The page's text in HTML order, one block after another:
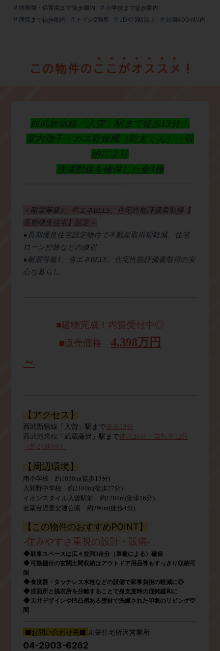
幼稚園・保育園まで徒歩圏内
小学校まで徒歩圏内
病院まで徒歩圏内
トイレ2箇所 LDK15帖以上 公園400m以内
西武新宿線「入曽」駅まで徒歩13分！
室内物干・ガス乾燥機（乾太くん）・収
納により
洗濯動線を確保した全3棟
＜ 耐震等級3 、省エネBELS 、住宅性能評価書取得【
長期優良住宅】認定＞
●長期優良住宅認定物件で不動産取得税軽減、住宅
ローン控除などの優遇
●耐震等級3 、省エネBELS 、住宅性能評価書取得の安
心な暮らし
■建物完成！内覧受付中◎
■販売価格 4,398万円
～
【アクセス】
西武新宿線「入曽」駅ま で徒歩13分
西武池袋線「 武蔵藤沢」駅ま で徒歩26分・自転車12分
（約2,080ｍ）
【周辺環境】
南小学校 約1030m(徒歩13分)
入間野中学校 約2100m(徒歩27分)
イオンスタイル入曽駅前約1280m(徒歩16分)
若葉台児童交通公園約290m(徒歩4分)
【この物件のおすすめPOINT】
-住みやすさ重視の設計・設備-
◆駐車スペースは広々並列3台分（車種による）確保
◆可動棚付の玄関土間収納はアウトドア用品等もすっきり収納可
能
◆食洗器・タッチレス水栓などの設備で家事負担の軽減に◎
◆洗面所と脱衣所を分離することで身支度時の混雑緩和に
◆天井デザインや凹凸感ある壁材で洗練された印象のリビング空
間
■お問い合わせ先■ 東栄住宅所沢営業所
04-2903-6262